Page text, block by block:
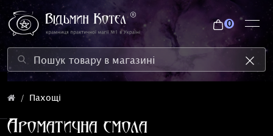
0
Пахощі
Ароматична смола